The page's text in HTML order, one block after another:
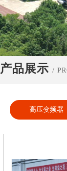
产品展示 /
高压变频器